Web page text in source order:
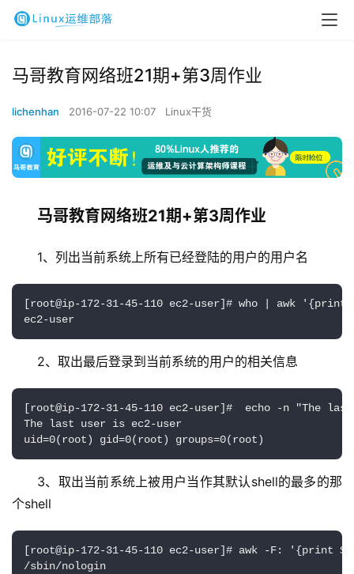
马哥教育网络班21期+第3周作业
lichenhan 2016-07-22 10:07 Linux干货
马哥教育网络班21期+第3周作业
1、列出当前系统上所有已经登陆的用户的用户名
[root@ip-172-31-45-110 ec2-user]# who | awk '{print
ec2-user
2、取出最后登录到当前系统的用户的相关信息
[root@ip-172-31-45-110 ec2-user]#  echo -n "The
The last user is ec2-user
uid=0(root) gid=0(root) groups=0(root)
3、取出当前系统上被用户当作其默认shell的最多的那
个shell
[root@ip-172-31-45-110 ec2-user]# awk -F: '{print
/sbin/nologin